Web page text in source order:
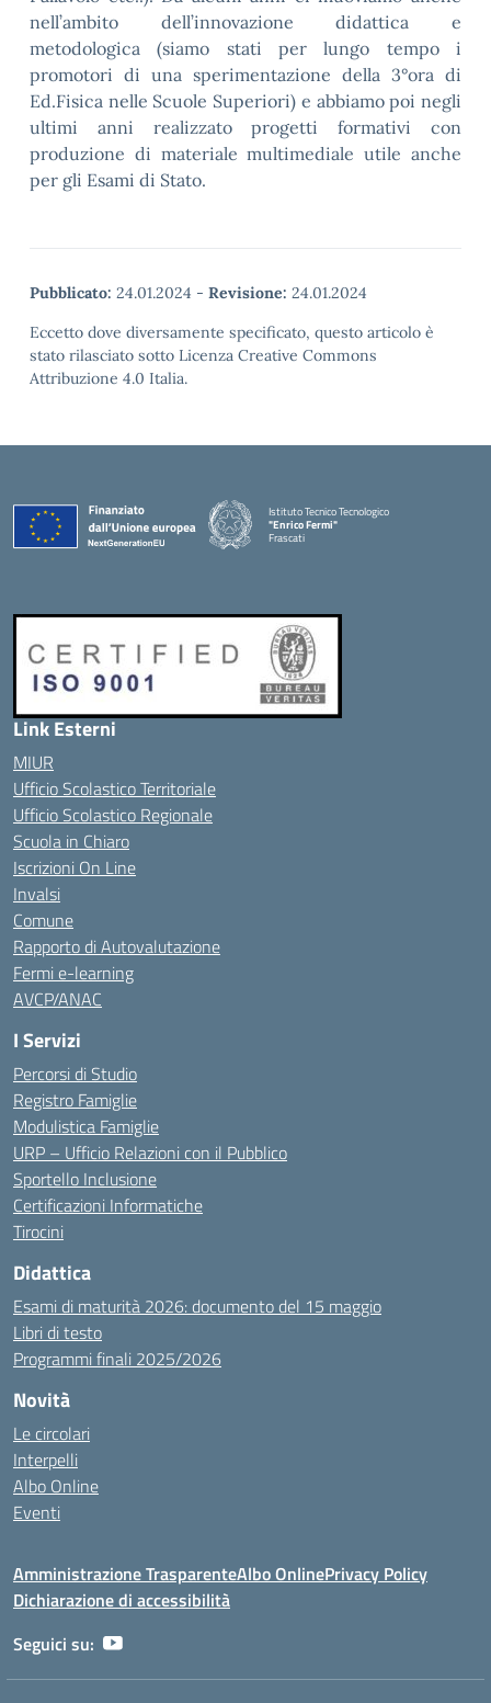
nell’ambito dell’innovazione didattica e
metodologica (siamo stati per lungo tempo i
promotori di una sperimentazione della 3°ora di
Ed.Fisica nelle Scuole Superiori) e abbiamo poi negli
ultimi anni realizzato progetti formativi con
produzione di materiale multimediale utile anche
per gli Esami di Stato.
Pubblicato: 24.01.2024 - Revisione: 24.01.2024
Eccetto dove diversamente specificato, questo articolo è
stato rilasciato sotto Licenza Creative Commons
Attribuzione 4.0 Italia.
Istituto Tecnico Tecnologico
"Enrico Fermi"
Frascati
Link Esterni
MIUR
Ufficio Scolastico Territoriale
Ufficio Scolastico Regionale
Scuola in Chiaro
Iscrizioni On Line
Invalsi
Comune
Rapporto di Autovalutazione
Fermi e-learning
AVCP/ANAC
I Servizi
Percorsi di Studio
Registro Famiglie
Modulistica Famiglie
URP – Ufficio Relazioni con il Pubblico
Sportello Inclusione
Certificazioni Informatiche
Tirocini
Didattica
Esami di maturità 2026: documento del 15 maggio
Libri di testo
Programmi finali 2025/2026
Novità
Le circolari
Interpelli
Albo Online
Eventi
Amministrazione TrasparenteAlbo OnlinePrivacy Policy
Dichiarazione di accessibilità
Seguici su: